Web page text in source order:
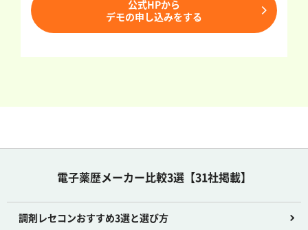
公式HPから
デモの申し込みをする
電子薬歴メーカー比較3選【31社掲載】
調剤レセコンおすすめ3選と選び方